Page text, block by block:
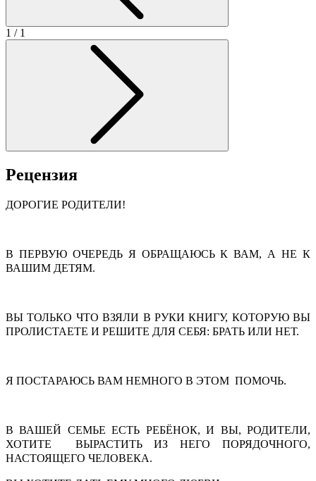
1 / 1
Рецензия
ДОРОГИЕ РОДИТЕЛИ!
В ПЕРВУЮ ОЧЕРЕДЬ Я ОБРАЩАЮСЬ К ВАМ, А НЕ К
ВАШИМ ДЕТЯМ.
ВЫ ТОЛЬКО ЧТО ВЗЯЛИ В РУКИ КНИГУ, КОТОРУЮ ВЫ
ПРОЛИСТАЕТЕ И РЕШИТЕ ДЛЯ СЕБЯ: БРАТЬ ИЛИ НЕТ.
Я ПОСТАРАЮСЬ ВАМ НЕМНОГО В ЭТОМ ПОМОЧЬ.
В ВАШЕЙ СЕМЬЕ ЕСТЬ РЕБЁНОК, И ВЫ, РОДИТЕЛИ,
ХОТИТЕ ВЫРАСТИТЬ ИЗ НЕГО ПОРЯДОЧНОГО,
НАСТОЯЩЕГО ЧЕЛОВЕКА.